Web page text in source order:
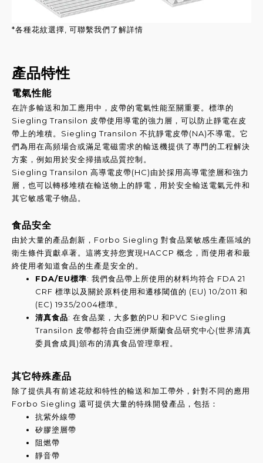
*各種花紋選擇, 可聯繫我們了解詳情
產品特性
電氣性能
在許多輸送和加工應用中，皮帶的電氣性能至關重要。標準的
Siegling Transilon 皮帶使用導電的強力層，可以防止靜電在皮
帶上的堆積。 Siegling Transilon 不抗靜電皮帶(NA)不導電。它
們為用在高頻場合或滿足電磁需求的輸送機提供了專門的工程解決
方案，例如用於安全掃描或品質控制。
Siegling Transilon 高導電皮帶(HC)由於採用高導電塗層和強力
層，也可以轉移堆積在輸送物上的靜電，用於安全輸送電氣元件和
其它敏感電子物品。
食品安全
由於大量的產品創新，Forbo Siegling 對食品業敏感生產區域的
衛生條件貢獻卓著。這將支持您實現HACCP 概念，而使用者和最
終使用者知道食品的生產是安全的。
FDA/EU標準: 我們食品帶上所使用的材料均符合 FDA 21
CRF 標準以及關於原料使用和遷移閾值的 (EU) 10/2011 和
(EC) 1935/2004標準。
清真食品: 在食品業，大多數的PU 和PVC Siegling
Transilon 皮帶都符合由亞洲伊斯蘭食品研究中心(世界清真
委員會成員)頒布的清真食品管理章程。
其它特殊產品
除了提供具有前述花紋和特性的輸送和加工帶外，針對不同的應用
Forbo Siegling 還可提供大量的特殊開發產品 ， 包括：
抗紫外線帶
矽膠塗層帶
阻燃帶
靜音帶